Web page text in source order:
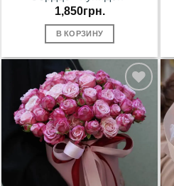
1,850грн.
В КОРЗИНУ
В
избранное